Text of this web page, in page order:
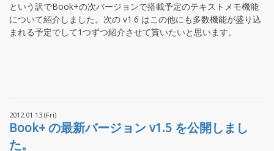
という訳でBook+の次バージョンで搭載予定のテキストメモ機能
について紹介しました。次の v1.6 はこの他にも多数機能が盛り込
まれる予定でして1つずつ紹介させて貰いたいと思います。
2012.01.13 (Fri)
Book+ の最新バージョン v1.5 を公開しまし
た。